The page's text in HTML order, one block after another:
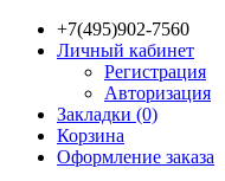
+7(495)902-7560
Личный кабинет
Регистрация
Авторизация
Закладки (0)
Корзина
Оформление заказа